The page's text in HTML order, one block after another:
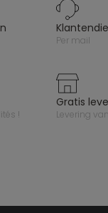
per mail
!
gratis
levering